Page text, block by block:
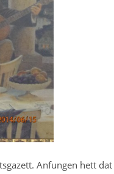
Anfungen hett